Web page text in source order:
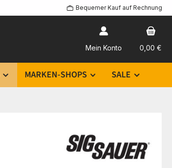
Bequemer Kauf auf Rechnung
Mein Konto 0,00 €
MARKEN-SHOPS SALE